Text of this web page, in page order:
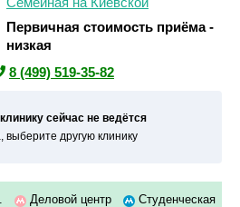
Первичная стоимость приёма -
низкая
8 (499) 519-35-82
сейчас не ведётся
выберите другую клинику
Деловой центр
Студенческая